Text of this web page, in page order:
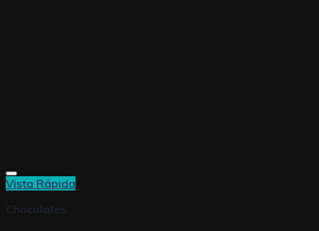
Vista Rápida
Chocolates